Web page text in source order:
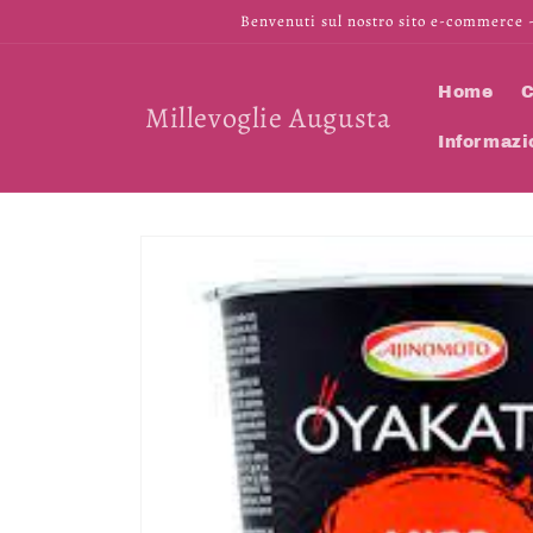
Benvenuti sul nostro sito e-commerce
Millevoglie Augusta
Home
sul prodotto